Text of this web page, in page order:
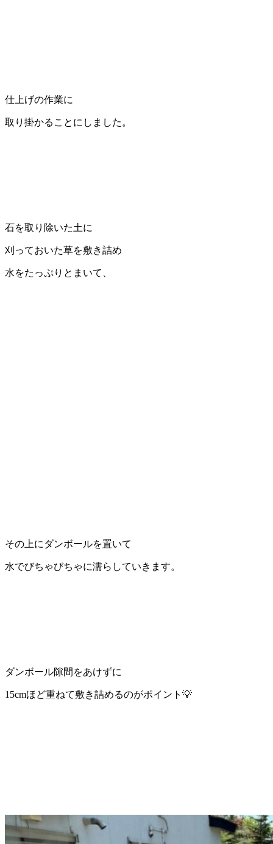
仕上げの作業に
取り掛かることにしました。
石を取り除いた土に
刈っておいた草を敷き詰め
水をたっぷりとまいて、
その上にダンボールを置いて
水でびちゃびちゃに濡らしていきます。
ダンボール隙間をあけずに
15cmほど重ねて敷き詰めるのがポイント💡